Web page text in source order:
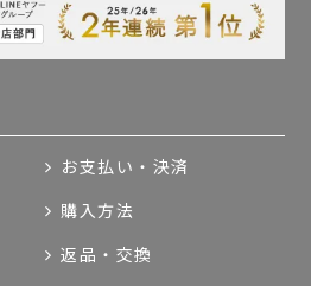
お支払い・決済
購入方法
返品・交換